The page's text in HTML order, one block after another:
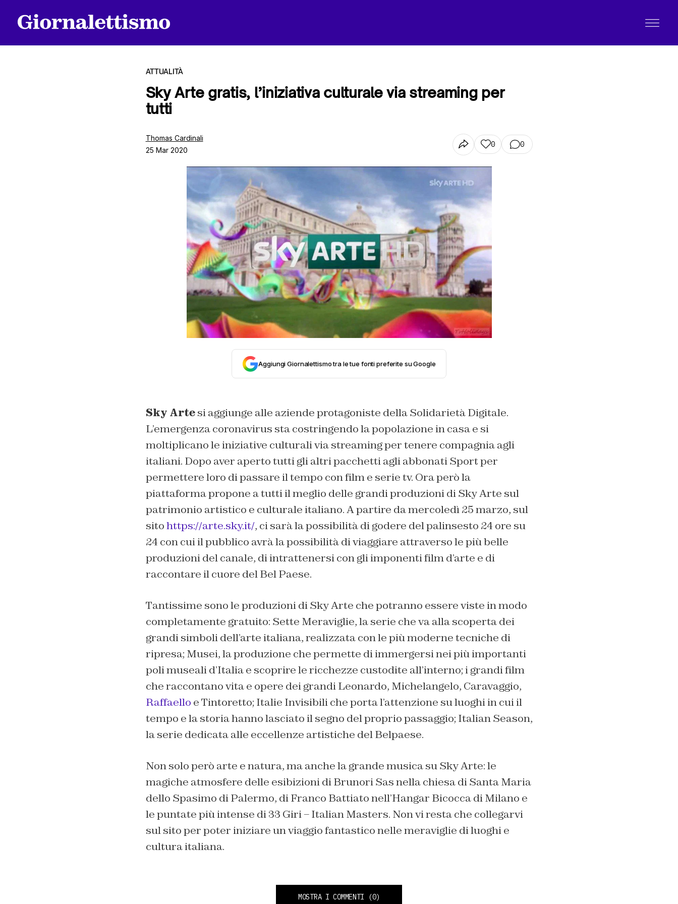
ATTUALITÀ
Sky Arte gratis, l’iniziativa culturale via streaming per
tutti
Thomas Cardinali
25 Mar 2020
0 0
Aggiungi Giornalettismo tra le tue fonti preferite su Google
Sky Artesi aggiunge alle aziende protagoniste della Solidarietà Digitale.
L’emergenza coronavirus sta costringendo la popolazione in casa e si
moltiplicano le iniziative culturali via streaming per tenere compagnia agli
italiani. Dopo aver aperto tutti gli altri pacchetti agli abbonati Sport per
permettere loro di passare il tempo con film e serie tv. Ora però la
piattaforma propone a tutti il meglio delle grandi produzioni di Sky Arte sul
patrimonio artistico e culturale italiano. A partire da mercoledì 25 marzo, sul
sitohttps://arte.sky.it/, ci sarà la possibilità di godere del palinsesto 24 ore su
24 con cui il pubblico avrà la possibilità di viaggiare attraverso le più belle
produzioni del canale, di intrattenersi con gli imponenti film d’arte e di
raccontare il cuore del Bel Paese.
Tantissime sono le produzioni di Sky Arte che potranno essere viste in modo
completamente gratuito: Sette Meraviglie, la serie che va alla scoperta dei
grandi simboli dell’arte italiana, realizzata con le più moderne tecniche di
ripresa; Musei, la produzione che permette di immergersi nei più importanti
poli museali d’Italia e scoprire le ricchezze custodite all’interno; i grandi film
che raccontano vita e opere dei grandi Leonardo, Michelangelo, Caravaggio,
Raffaello e Tintoretto; Italie Invisibili che porta l’attenzione su luoghi in cui il
tempo e la storia hanno lasciato il segno del proprio passaggio; Italian Season,
la serie dedicata alle eccellenze artistiche del Belpaese.
Non solo però arte e natura, ma anche la grande musica su Sky Arte: le
magiche atmosfere delle esibizioni di Brunori Sas nella chiesa di Santa Maria
dello Spasimo di Palermo, di Franco Battiato nell’Hangar Bicocca di Milano e
le puntate più intense di 33 Giri – Italian Masters. Non vi resta che collegarvi
sul sito per poter iniziare un viaggio fantastico nelle meraviglie di luoghi e
cultura italiana.
MOSTRA I COMMENTI (0)